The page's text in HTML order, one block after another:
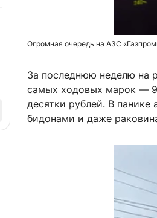
Огромная очередь на АЗС
За последнюю неделю на
самых ходовых марок —
десятки рублей. В
бидонами и даже